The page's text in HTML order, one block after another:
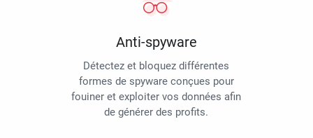
Anti-spyware
Détectez et bloquez différentes
formes de spyware conçues pour
fouiner et exploiter vos données afin
de générer des profits.